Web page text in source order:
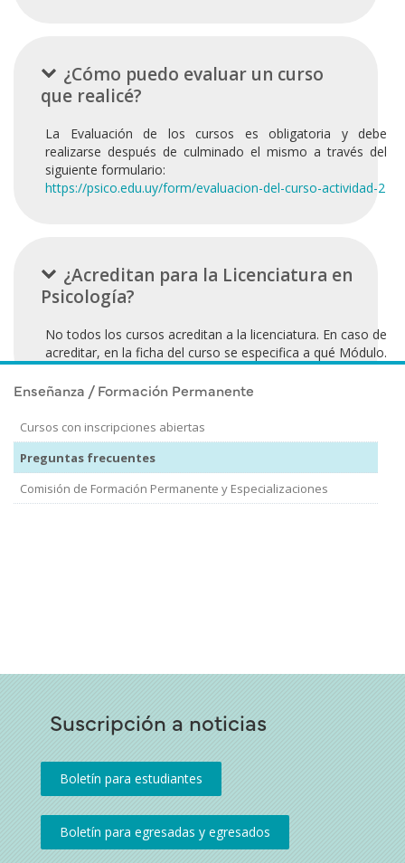
Enseñanza / Formación Permanente
Cursos con inscripciones abiertas
Preguntas frecuentes
Comisión de Formación Permanente y Especializaciones
¿Cómo puedo evaluar un curso
que realicé?
La Evaluación de los cursos es obligatoria y debe
realizarse después de culminado el mismo a través del
siguiente formulario:
https://psico.edu.uy/form/evaluacion-del-curso-actividad-2
¿Acreditan para la Licenciatura en
Psicología?
No todos los cursos acreditan a la licenciatura. En caso de
acreditar, en la ficha del curso se especifica a qué Módulo.
Suscripción a noticias